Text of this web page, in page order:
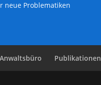
neue Problematiken
Publikationen